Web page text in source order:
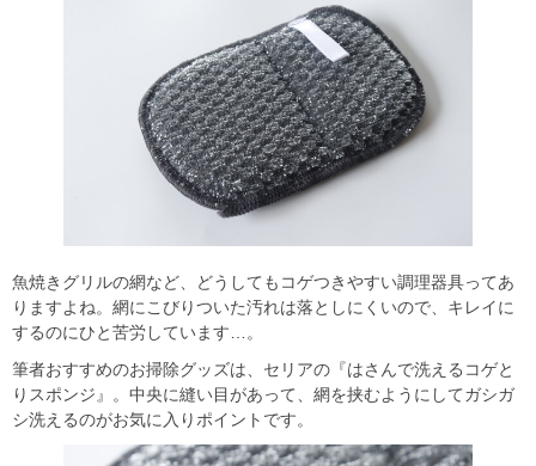
魚焼きグリルの網など、どうしてもコゲつきやすい調理器具ってあ
りますよね。網にこびりついた汚れは落としにくいので、キレイに
するのにひと苦労しています…。
筆者おすすめのお掃除グッズは、セリアの『はさんで洗えるコゲと
りスポンジ』。中央に縫い目があって、網を挟むようにしてガシガ
シ洗えるのがお気に入りポイントです。